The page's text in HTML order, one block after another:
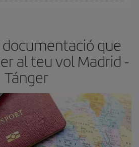
documentació que
al teu vol Madrid -
Tánger